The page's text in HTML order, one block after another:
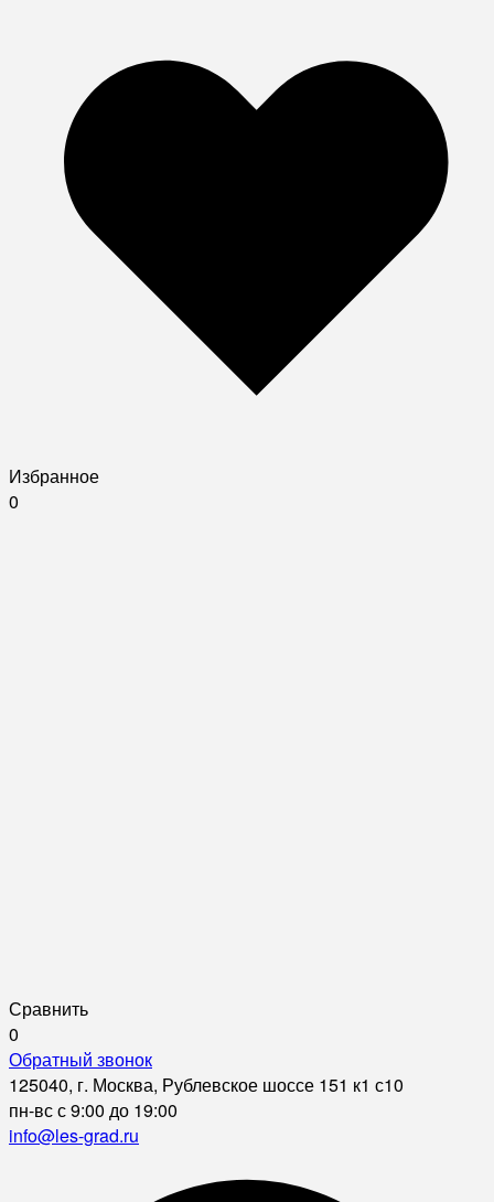
Избранное
0
Сравнить
0
Обратный звонок
125040, г. Москва, Рублевское шоссе 151 к1 с10
пн-вс с 9:00 до 19:00
info@les-grad.ru